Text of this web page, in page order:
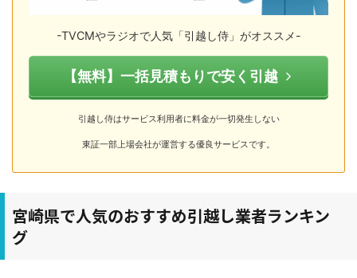
-TVCMやラジオで人気「引越し侍」がオススメ-
【無料】一括見積もりで安く引越
引越し侍はサービス利用者に料金が一切発生しない
東証一部上場会社が運営する優良サービスです。
宮崎県で人気のおすすめ引越し業者ランキン
グ